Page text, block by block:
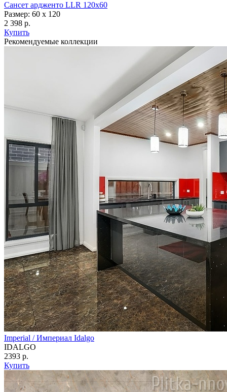
Сансет ардженто LLR 120x60
Размер: 60 x 120
2 398 р.
Купить
Рекомендуемые коллекции
Imperial / Империал Idalgo
IDALGO
2393 р.
Купить